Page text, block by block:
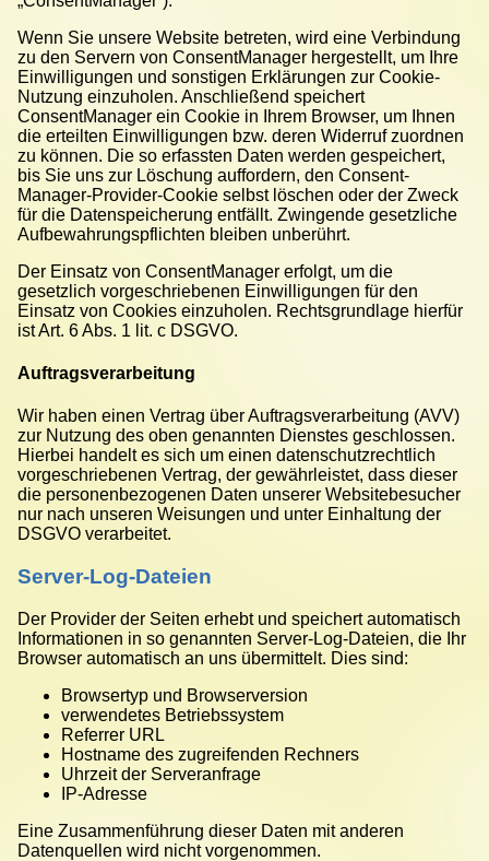
Wenn Sie unsere Website betreten, wird eine Verbindung
zu den Servern von ConsentManager hergestellt, um Ihre
Einwilligungen und sonstigen Erklärungen zur Cookie-
Nutzung einzuholen. Anschließend speichert
ConsentManager ein Cookie in Ihrem Browser, um Ihnen
die erteilten Einwilligungen bzw. deren Widerruf zuordnen
zu können. Die so erfassten Daten werden gespeichert,
bis Sie uns zur Löschung auffordern, den Consent-
Manager-Provider-Cookie selbst löschen oder der Zweck
für die Datenspeicherung entfällt. Zwingende gesetzliche
Aufbewahrungspflichten bleiben unberührt.
Der Einsatz von ConsentManager erfolgt, um die
gesetzlich vorgeschriebenen Einwilligungen für den
Einsatz von Cookies einzuholen. Rechtsgrundlage hierfür
ist Art. 6 Abs. 1 lit. c DSGVO.
Auftragsverarbeitung
Wir haben einen Vertrag über Auftragsverarbeitung (AVV)
zur Nutzung des oben genannten Dienstes geschlossen.
Hierbei handelt es sich um einen datenschutzrechtlich
vorgeschriebenen Vertrag, der gewährleistet, dass dieser
die personenbezogenen Daten unserer Websitebesucher
nur nach unseren Weisungen und unter Einhaltung der
DSGVO verarbeitet.
Server-Log-Dateien
Der Provider der Seiten erhebt und speichert automatisch
Informationen in so genannten Server-Log-Dateien, die Ihr
Browser automatisch an uns übermittelt. Dies sind:
Browsertyp und Browserversion
verwendetes Betriebssystem
Referrer URL
Hostname des zugreifenden Rechners
Uhrzeit der Serveranfrage
IP-Adresse
Eine Zusammenführung dieser Daten mit anderen
Datenquellen wird nicht vorgenommen.